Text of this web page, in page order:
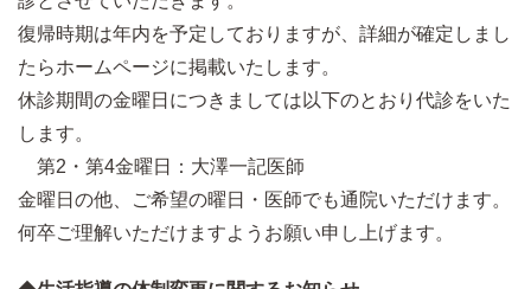
復帰時期は年内を予定しておりますが、詳細が確定しまし
たらホームページに掲載いたします。
休診期間の金曜日につきましては以下のとおり代診をいた
します。
第2・第4金曜日：大澤一記医師
金曜日の他、ご希望の曜日・医師でも通院いただけます。
何卒ご理解いただけますようお願い申し上げます。